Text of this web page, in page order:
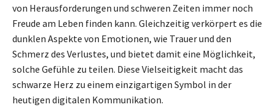
von Herausforderungen und schweren Zeiten immer noch
Freude am Leben finden kann. Gleichzeitig verkörpert es die
dunklen Aspekte von Emotionen, wie Trauer und den
Schmerz des Verlustes, und bietet damit eine Möglichkeit,
solche Gefühle zu teilen. Diese Vielseitigkeit macht das
schwarze Herz zu einem einzigartigen Symbol in der
heutigen digitalen Kommunikation.